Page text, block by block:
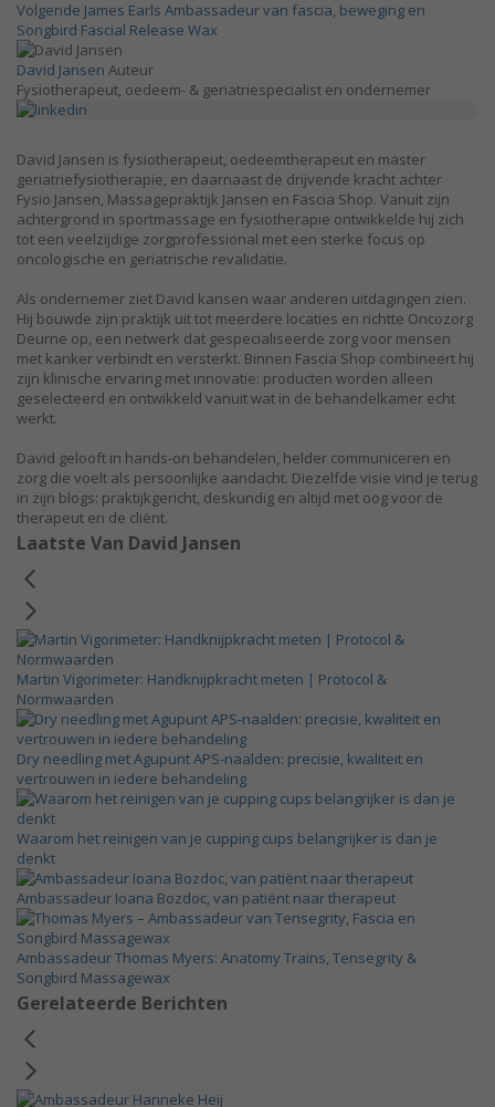
Volgende James Earls Ambassadeur van fascia, beweging en
Songbird Fascial Release Wax
David Jansen Auteur
Fysiotherapeut, oedeem- & geriatriespecialist en ondernemer
David Jansen is fysiotherapeut, oedeemtherapeut en master
geriatriefysiotherapie, en daarnaast de drijvende kracht achter
Fysio Jansen, Massagepraktijk Jansen en Fascia Shop. Vanuit zijn
achtergrond in sportmassage en fysiotherapie ontwikkelde hij zich
tot een veelzijdige zorgprofessional met een sterke focus op
oncologische en geriatrische revalidatie.
Als ondernemer ziet David kansen waar anderen uitdagingen zien.
Hij bouwde zijn praktijk uit tot meerdere locaties en richtte Oncozorg
Deurne op, een netwerk dat gespecialiseerde zorg voor mensen
met kanker verbindt en versterkt. Binnen Fascia Shop combineert hij
zijn klinische ervaring met innovatie: producten worden alleen
geselecteerd en ontwikkeld vanuit wat in de behandelkamer echt
werkt.
David gelooft in hands-on behandelen, helder communiceren en
zorg die voelt als persoonlijke aandacht. Diezelfde visie vind je terug
in zijn blogs: praktijkgericht, deskundig en altijd met oog voor de
therapeut en de cliënt.
Laatste Van David Jansen
Martin Vigorimeter: Handknijpkracht meten | Protocol &
Normwaarden
Dry needling met Agupunt APS-naalden: precisie, kwaliteit en
vertrouwen in iedere behandeling
Waarom het reinigen van je cupping cups belangrijker is dan je
denkt
Ambassadeur Ioana Bozdoc, van patiënt naar therapeut
Ambassadeur Thomas Myers: Anatomy Trains, Tensegrity &
Songbird Massagewax
Gerelateerde Berichten